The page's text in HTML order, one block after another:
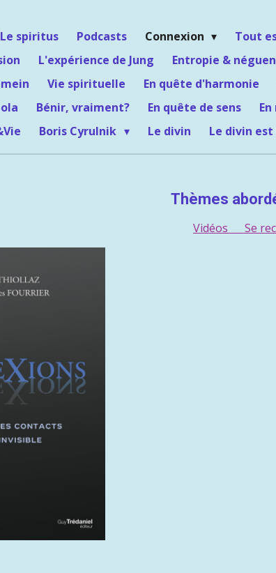
Le spiritus Podcasts Connexion Tout
L'expérience de Jung Entropie &
Vie spirituelle En quête d'harmonie
Bénir, vraiment? En quête de sens
Boris Cyrulnik Le divin Le divin est
Thèmes
Vidéos Se